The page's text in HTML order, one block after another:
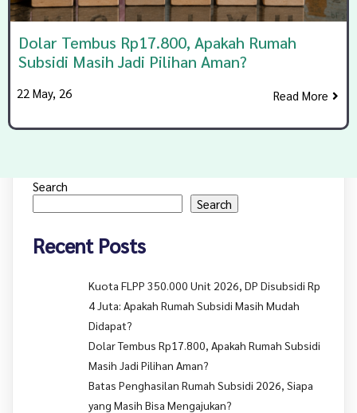
Dolar Tembus Rp17.800, Apakah Rumah
Subsidi Masih Jadi Pilihan Aman?
22 May, 26 Read More
Search
Search
Recent Posts
Kuota FLPP 350.000 Unit 2026, DP Disubsidi Rp
4 Juta: Apakah Rumah Subsidi Masih Mudah
Didapat?
Dolar Tembus Rp17.800, Apakah Rumah Subsidi
Masih Jadi Pilihan Aman?
Batas Penghasilan Rumah Subsidi 2026, Siapa
yang Masih Bisa Mengajukan?